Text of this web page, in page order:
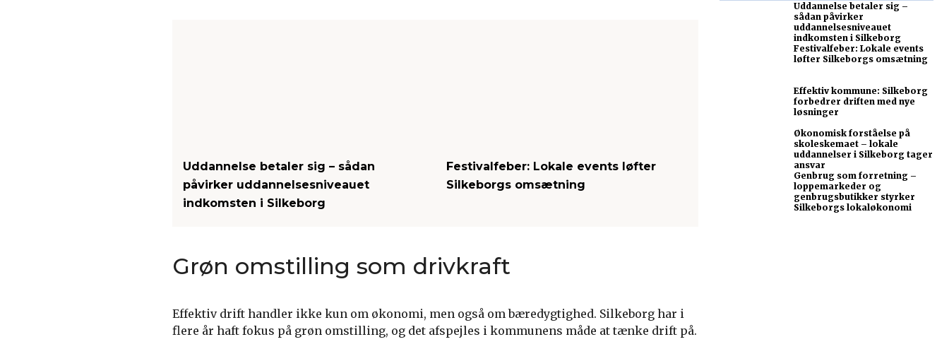
Uddannelse betaler sig – sådan
påvirker uddannelsesniveauet
indkomsten i Silkeborg
Festivalfeber: Lokale events løfter
Silkeborgs omsætning
Grøn omstilling som drivkraft
Effektiv drift handler ikke kun om økonomi, men også om bæredygtighed. Silkeborg har i
flere år haft fokus på grøn omstilling, og det afspejles i kommunens måde at tænke drift på.
Uddannelse betaler sig –
sådan påvirker
uddannelsesniveauet
indkomsten i Silkeborg
Festivalfeber: Lokale events
løfter Silkeborgs omsætning
Effektiv kommune: Silkeborg
forbedrer driften med nye
løsninger
Økonomisk forståelse på
skoleskemaet – lokale
uddannelser i Silkeborg tager
ansvar
Genbrug som forretning –
loppemarkeder og
genbrugsbutikker styrker
Silkeborgs lokaløkonomi